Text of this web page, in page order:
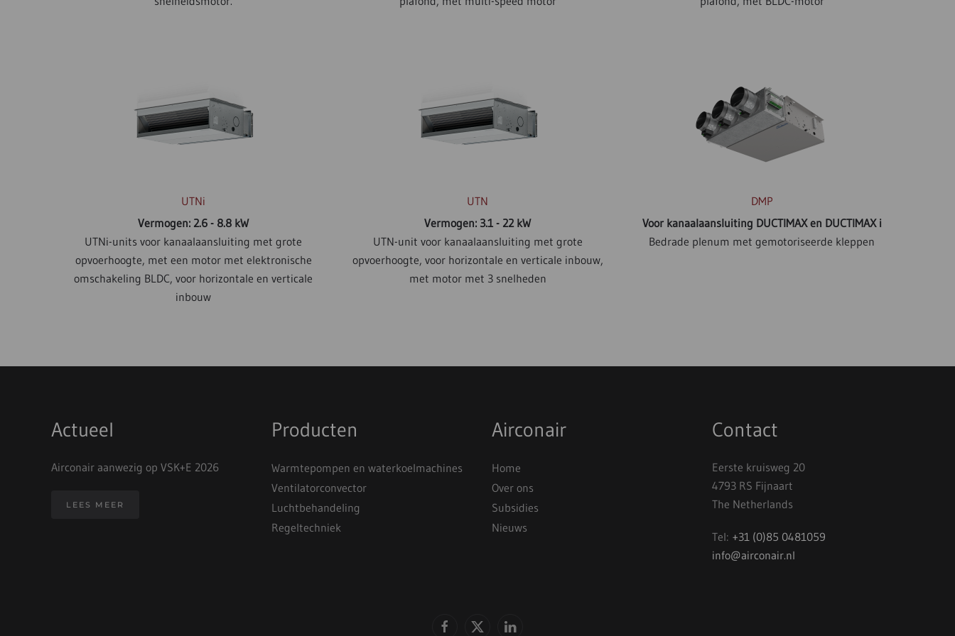
UTNi
Vermogen: 2.6 - 8.8 kW
UTNi-units voor kanaalaansluiting met grote
opvoerhoogte, met een motor met elektronische
omschakeling BLDC, voor horizontale en verticale
inbouw
UTN
Vermogen: 3.1 - 22 kW
UTN-unit voor kanaalaansluiting met grote
opvoerhoogte, voor horizontale en verticale inbouw,
met motor met 3 snelheden
DMP
Voor kanaalaansluiting DUCTIMAX en DUCTIMAX i
Bedrade plenum met gemotoriseerde kleppen
Actueel
Airconair aanwezig op VSK+E 2026
LEES MEER
Producten
Warmtepompen en waterkoelmachines
Ventilatorconvector
Luchtbehandeling
Regeltechniek
Airconair
Home
Over ons
Subsidies
Nieuws
Contact
Eerste kruisweg 20
4793 RS Fijnaart
The Netherlands
Tel: +31 (0)85 0481059
info@airconair.nl